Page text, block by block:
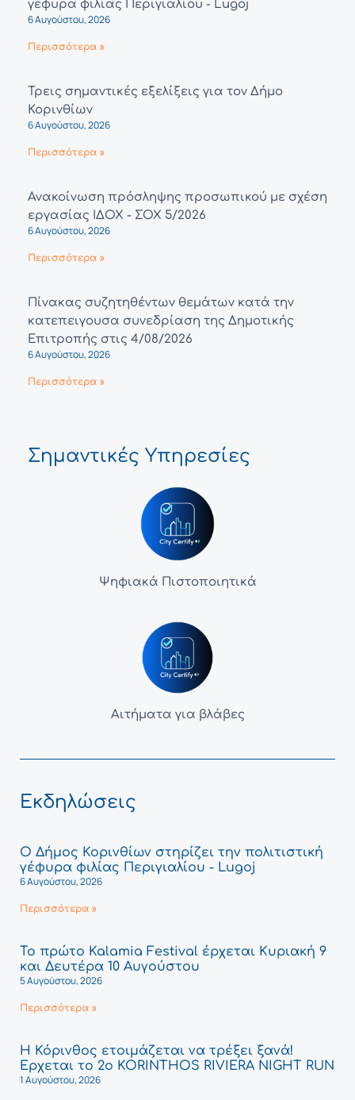
γέφυρα φιλίας Περιγιαλίου - Lugoj
6 Αυγούστου, 2026
Περισσότερα »
Τρεις σημαντικές εξελίξεις για τον Δήμο
Κορινθίων
6 Αυγούστου, 2026
Περισσότερα »
Ανακοίνωση πρόσληψης προσωπικού με σχέση
εργασίας ΙΔΟΧ - ΣΟΧ 5/2026
6 Αυγούστου, 2026
Περισσότερα »
Πίνακας συζητηθέντων θεμάτων κατά την
κατεπειγουσα συνεδρίαση της Δημοτικής
Επιτροπής στις 4/08/2026
6 Αυγούστου, 2026
Περισσότερα »
Σημαντικές Υπηρεσίες
Ψηφιακά Πιστοποιητικά
Αιτήματα για βλάβες
Εκδηλώσεις
Ο Δήμος Κορινθίων στηρίζει την πολιτιστική
γέφυρα φιλίας Περιγιαλίου - Lugoj
6 Αυγούστου, 2026
Περισσότερα »
Το πρώτο Kalamia Festival έρχεται Κυριακή 9
και Δευτέρα 10 Αυγούστου
5 Αυγούστου, 2026
Περισσότερα »
Η Κόρινθος ετοιμάζεται να τρέξει ξανά!
Έρχεται το 2ο KORINTHOS RIVIERA NIGHT RUN
1 Αυγούστου, 2026